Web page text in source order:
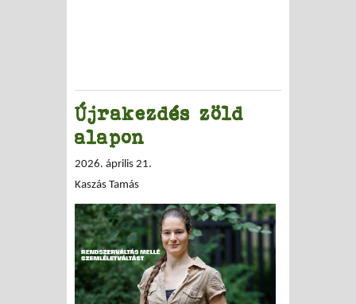
Újrakezdés zöld
alapon
2026. április 21.
Kaszás Tamás